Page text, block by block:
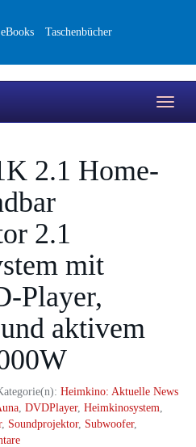
eBooks
Taschenbücher
Toggle
2.1 Home-
2.1
mit
Player,
aktivem
Heimkino: Aktuelle News
, DVDPlayer, Heimkinosystem,
, Soundprojektor, Subwoofer,